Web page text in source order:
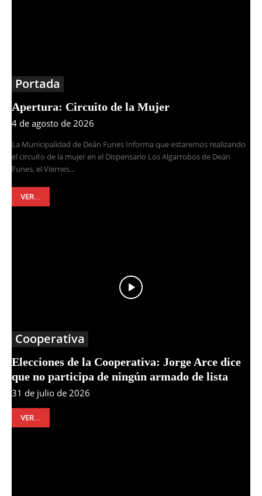
Portada
Apertura: Circuito de la Mujer
4 de agosto de 2026
La Municipalidad de Deán Funes Informa que estaremos realizando
el circuito de la mujer en el Dispensario Los Algarrobos de Deán
Funes, el Viernes...
VER...
Cooperativa
Elecciones de la Cooperativa: Jorge Arce dice
que no participa de ningún armado de lista
31 de julio de 2026
VER...